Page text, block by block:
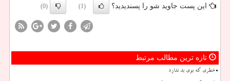
این پست جاوید شو را پسندیدید؟ (1)
(0)
تازه ترین مطالب مرتبط
خطری که بوی بد ندارد